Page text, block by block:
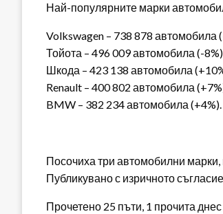
Най-популярните марки
Volkswagen – 738 878 автомобила
Тойота – 496 009 автомобила (-
Шкода – 423 138 автомобила
Renault – 400 802 автомобила
BMW – 382 234 автомобила (+4%).
Посочиха три автомобилни
Публикувано с изричното
Прочетено 25 пъти, 1 прочита днес